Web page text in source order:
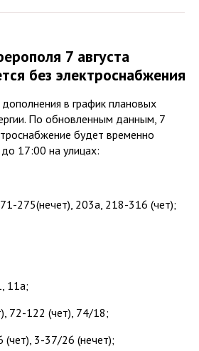
7 августа
без электроснабжения
в график плановых
По обновленным данным, 7
будет временно
17:00 на улицах:
275(нечет), 203а, 218-316 (чет);
11а;
72-122 (чет), 74/18;
(чет), 3-37/26 (нечет);